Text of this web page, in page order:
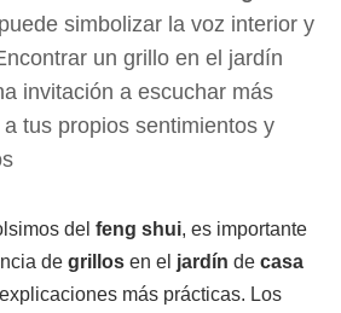
puede simbolizar la voz interior y
un grillo en el jardín
invitación a escuchar más
tus propios sentimientos y
del feng shui, es importante
de grillos en el jardín de casa
más prácticas. Los